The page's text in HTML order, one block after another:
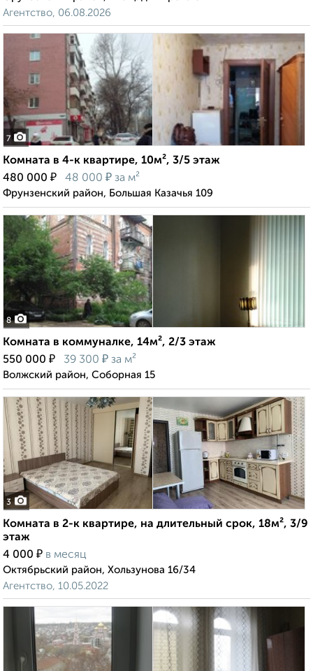
Агентство, 06.08.2026
7
Комната в 4-к квартире, 10м², 3/5 этаж
480 000 ₽ 48 000 ₽ за м²
Фрунзенский район, Большая Казачья 109
8
Комната в коммуналке, 14м², 2/3 этаж
550 000 ₽ 39 300 ₽ за м²
Волжский район, Соборная 15
3
Комната в 2-к квартире, на длительный срок, 18м², 3/9
этаж
4 000 ₽ в месяц
Октябрьский район, Хользунова 16/34
Агентство, 10.05.2022